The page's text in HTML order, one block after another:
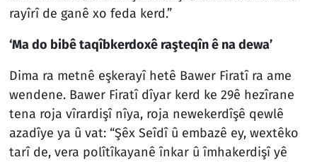
rayîrî de ganê xo feda kerd.”
‘Ma do bibê taqîbkerdoxê raşteqîn ê na dewa’
Dima ra metnê eşkerayî hetê Bawer Firatî ra ame
wendene. Bawer Firatî dîyar kerd ke 29ê hezîrane
tena roja vîrardişî nîya, roja newekerdîşê qewlê
azadîye ya û vat: “Şêx Seîdî û embazê ey, wextêko
tarî de, vera polîtîkayanê înkar û îmhakerdişî yê